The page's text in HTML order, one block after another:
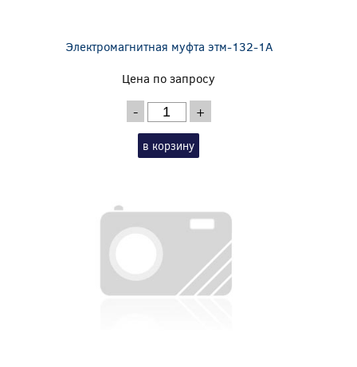
Электромагнитная муфта этм-132-1А
Цена по запросу
- +
в корзину